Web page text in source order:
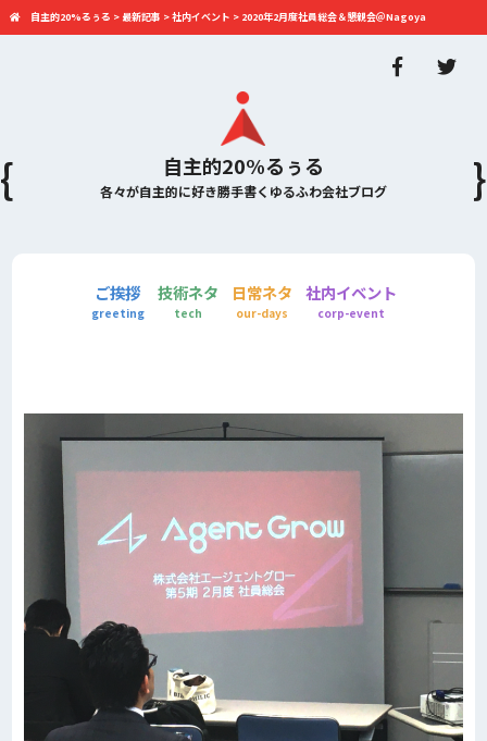
自主的20%るぅる
各々が自主的に好き勝手書くゆるふわ会社ブログ
自主的20%るぅる > 最新記事 >社内イベント > 2020年2月度社員総会＆懇親会＠Nagoya
ご挨拶
greeting
技術ネタ
tech
日常ネタ
our-days
社内イベント
corp-event